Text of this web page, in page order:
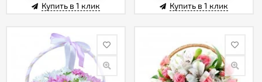
Купить в 1 клик Купить в 1 клик